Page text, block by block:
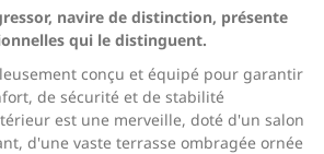
navire de distinction, présente
qui le distinguent.
conçu et équipé pour garantir
de sécurité et de stabilité
est une merveille, doté d'un salon
d'une vaste terrasse ombragée ornée